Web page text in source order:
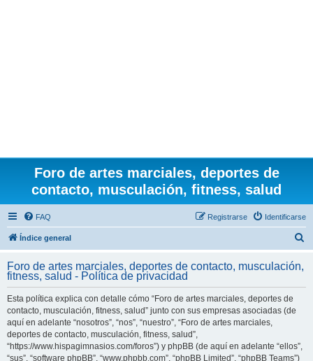
Foro de artes marciales, deportes de
contacto, musculación, fitness, salud
FAQ Identificarse
Registrarse
Índice general
c
Foro de artes marciales, deportes de contacto, musculación,
fitness, salud - Política de privacidad
Esta política explica con detalle cómo “Foro de artes marciales, deportes de
contacto, musculación, fitness, salud” junto con sus empresas asociadas (de
aquí en adelante “nosotros”, “nos”, “nuestro”, “Foro de artes marciales,
deportes de contacto, musculación, fitness, salud”,
“https://www.hispagimnasios.com/foros”) y phpBB (de aquí en adelante “ellos”,
“sus”, “software phpBB”, “www.phpbb.com”, “phpBB Limited”, “phpBB Teams”)